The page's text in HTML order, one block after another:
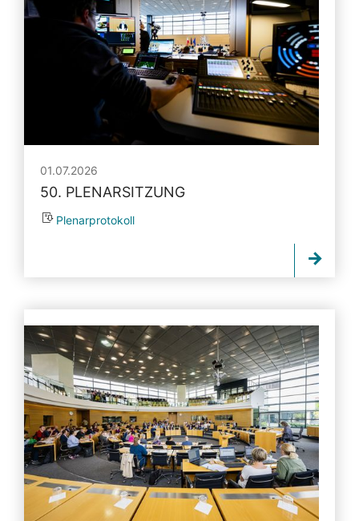
01.07.2026
50. PLENARSITZUNG
Plenarprotokoll